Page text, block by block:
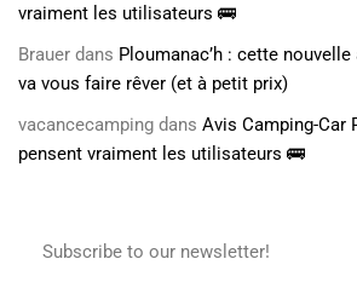
vraiment les utilisateurs 🚌
Brauer dans Ploumanac’h : cette
va vous faire rêver (et à petit prix)
vacancecamping dans Avis Camping-Car
pensent vraiment les utilisateurs 🚌
Subscribe to our newsletter!